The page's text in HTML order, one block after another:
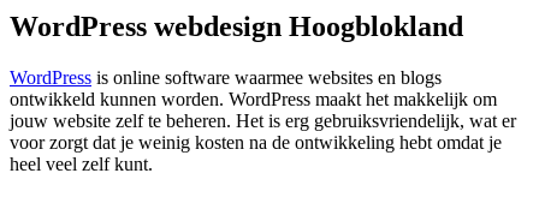
WordPress webdesign Hoogblokland
WordPress is online software waarmee websites en blogs
ontwikkeld kunnen worden. WordPress maakt het makkelijk om
jouw website zelf te beheren. Het is erg gebruiksvriendelijk, wat er
voor zorgt dat je weinig kosten na de ontwikkeling hebt omdat je
heel veel zelf kunt.